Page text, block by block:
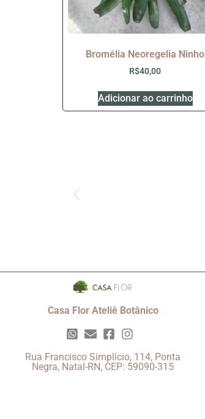
Bromélia Neoregelia Ninho
R$40,00
Adicionar ao carrinho
Casa Flor Ateliê Botânico
Rua Francisco Simplício, 114, Ponta
Negra, Natal-RN, CEP: 59090-315